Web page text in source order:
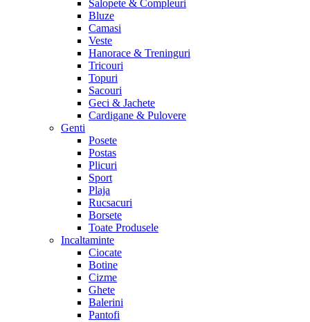
Salopete & Compleuri
Bluze
Camasi
Veste
Hanorace & Treninguri
Tricouri
Topuri
Sacouri
Geci & Jachete
Cardigane & Pulovere
Genti
Posete
Postas
Plicuri
Sport
Plaja
Rucsacuri
Borsete
Toate Produsele
Incaltaminte
Ciocate
Botine
Cizme
Ghete
Balerini
Pantofi